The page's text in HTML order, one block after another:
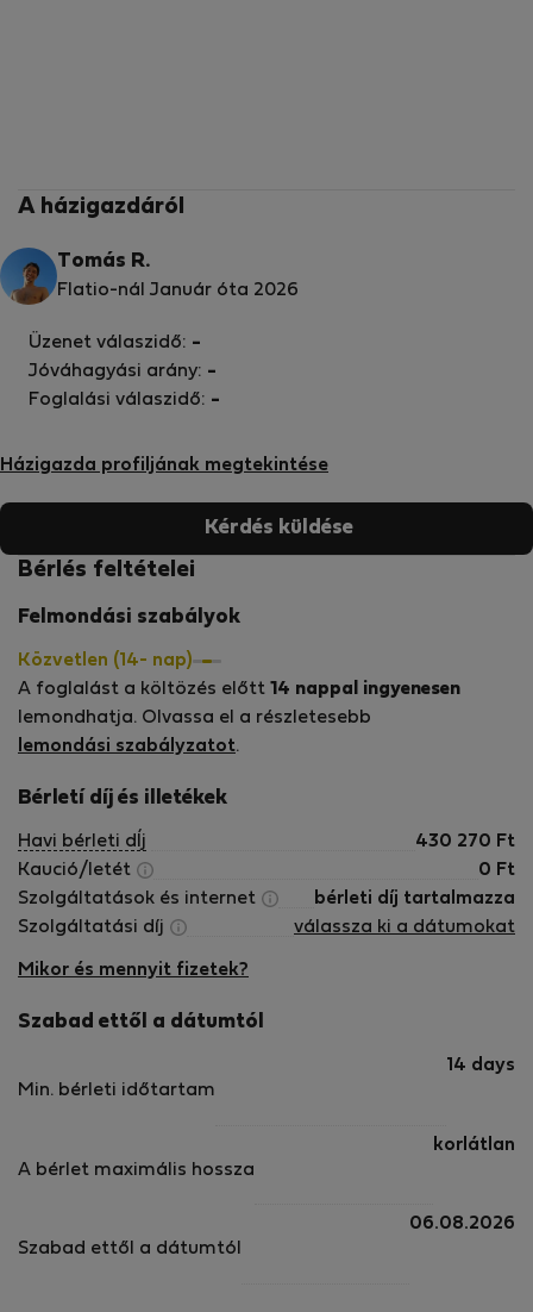
A házigazdáról
Tomás R.
Flatio-nál Január óta 2026
Házigazda profiljának megtekintése
Üzenet válaszidő: -
Jóváhagyási arány: -
Foglalási válaszidő: -
Kérdés küldése
Bérlés feltételei
Felmondási szabályok
Közvetlen (14- nap)
A foglalást a költözés előtt 14 nappal ingyenesen
lemondhatja. Olvassa el a részletesebb
lemondási szabályzatot.
Bérletí díj és illetékek
Havi bérleti dÍj 430 270 Ft
Kaució/letét
0 Ft
Szolgáltatások és internet
bérleti díj tartalmazza
Szolgáltatási díj
válassza ki a dátumokat
Mikor és mennyit fizetek?
Szabad ettől a dátumtól
Min. bérleti időtartam
14 days
A bérlet maximális hossza
korlátlan
Szabad ettől a dátumtól
06.08.2026